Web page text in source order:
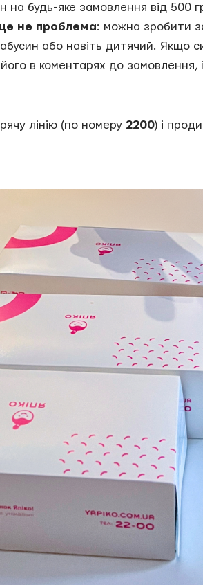
на будь-яке замовлення від 500
не проблема: можна зробити
або навіть дитячий. Якщо
в коментарях до замовлення,
лінію (по номеру 2200) і